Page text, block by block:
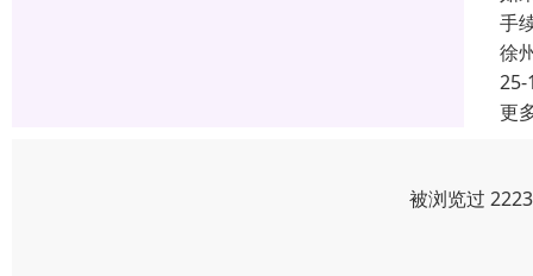
手
徐
25-
更
被浏览过